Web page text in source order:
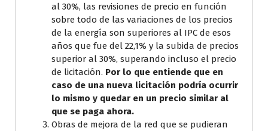
al 30%, las revisiones de precio en función
sobre todo de las variaciones de los precios
de la energía son superiores al IPC de esos
años que fue del 22,1% y la subida de precios
superior al 30%, superando incluso el precio
de licitación. Por lo que entiende que en
caso de una nueva licitación podría ocurrir
lo mismo y quedar en un precio similar al
que se paga ahora.
Obras de mejora de la red que se pudieran